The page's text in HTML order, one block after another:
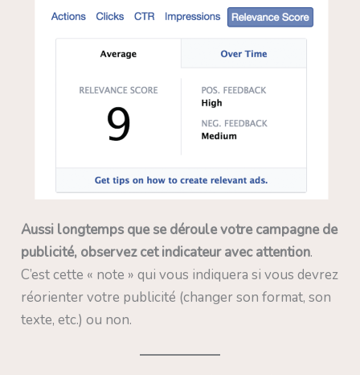
Aussi longtemps que se déroule votre campagne de
publicité, observez cet indicateur avec attention.
C’est cette « note » qui vous indiquera si vous devrez
réorienter votre publicité (changer son format, son
texte, etc.) ou non.